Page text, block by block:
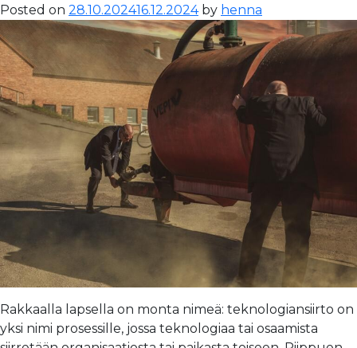
Posted on 28.10.202416.12.2024by henna
Rakkaalla lapsella on monta nimeä: teknologiansiirto on
yksi nimi prosessille, jossa teknologiaa tai osaamista